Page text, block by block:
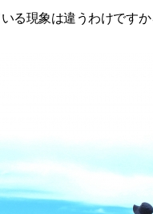
る現象は違うわけです